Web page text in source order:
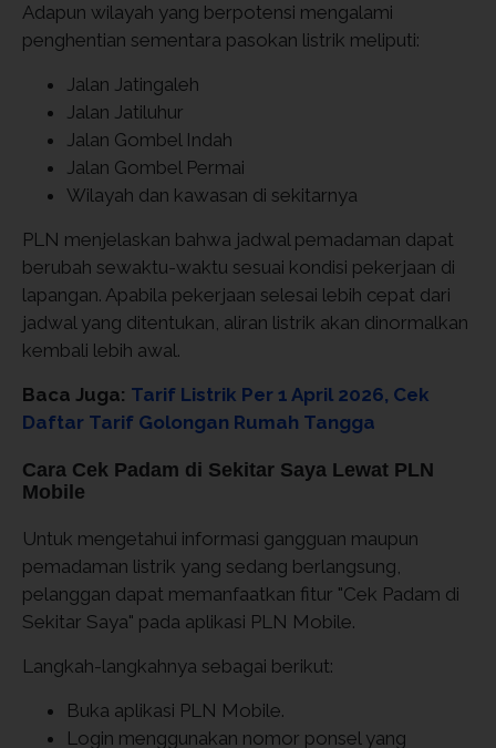
Adapun wilayah yang berpotensi mengalami
penghentian sementara pasokan listrik meliputi:
Jalan Jatingaleh
Jalan Jatiluhur
Jalan Gombel Indah
Jalan Gombel Permai
Wilayah dan kawasan di sekitarnya
PLN menjelaskan bahwa jadwal pemadaman dapat
berubah sewaktu-waktu sesuai kondisi pekerjaan di
lapangan. Apabila pekerjaan selesai lebih cepat dari
jadwal yang ditentukan, aliran listrik akan dinormalkan
kembali lebih awal.
Baca Juga: Tarif Listrik Per 1 April 2026, Cek
Daftar Tarif Golongan Rumah Tangga
Cara Cek Padam di Sekitar Saya Lewat PLN
Mobile
Untuk mengetahui informasi gangguan maupun
pemadaman listrik yang sedang berlangsung,
pelanggan dapat memanfaatkan fitur "Cek Padam di
Sekitar Saya" pada aplikasi PLN Mobile.
Langkah-langkahnya sebagai berikut:
Buka aplikasi PLN Mobile.
Login menggunakan nomor ponsel yang